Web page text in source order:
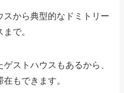
スから典型的なドミトリー
で。
ストハウスもあるから、
もできます。